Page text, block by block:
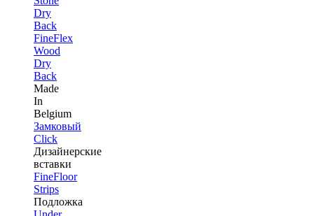
Dry
Back
FineFlex
Wood
Dry
Back
Made
In
Belgium
Замковый
Click
Дизайнерские
вставки
FineFloor
Strips
Подложка